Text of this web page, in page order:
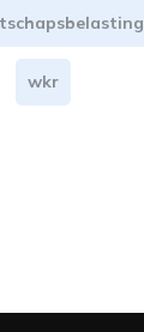
wkr